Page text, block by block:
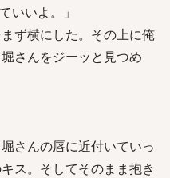
いいよ。」
ず横にした。その上に俺
さんをジーッと見つめ
さんの唇に近付いていっ
ス。そしてそのまま抱き